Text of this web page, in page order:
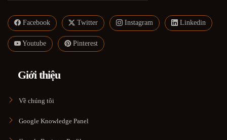
Facebook Twitter Instagram Linkedin
Youtube Pinterest
Giới thiệu
Về chúng tôi
Google Knowledge Panel